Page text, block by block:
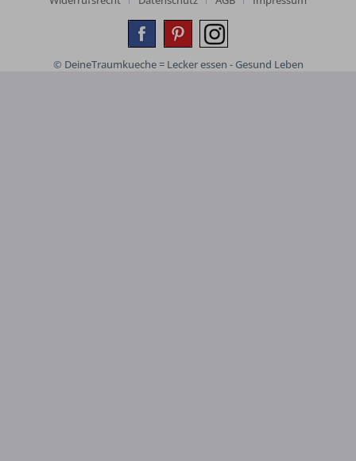
© DeineTraumkueche = Lecker essen - Gesund Leben